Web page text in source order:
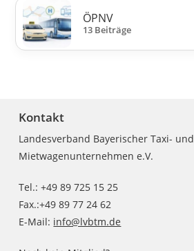
ÖPNV
13 Beiträge
Kontakt
Landesverband Bayerischer Taxi- und
Mietwagenunternehmen e.V.
Tel.: +49 89 725 15 25
Fax.:+49 89 77 24 62
E-Mail: info@lvbtm.de